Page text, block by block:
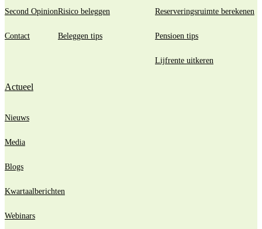
Second Opinion
Contact
Risico beleggen
Beleggen tips
Reserveringsruimte berekenen
Pensioen tips
Lijfrente uitkeren
Actueel
Nieuws
Media
Blogs
Kwartaalberichten
Webinars